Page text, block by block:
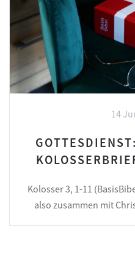
14
Kolosser 3, 1-11
also zusammen mit